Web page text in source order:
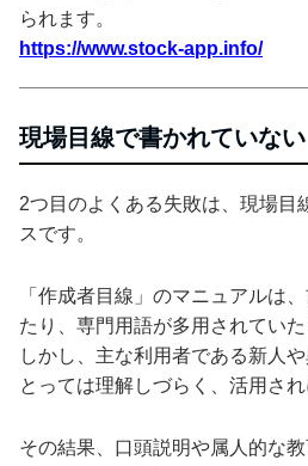
られます。
https://www.stock-app.info/
現場目線で書かれていない
2つ目のよくある失敗は、現場目
スです。
「作成者目線」のマニュアルは
たり、専門用語が多用されてい
しかし、主な利用者である新人
とっては理解しづらく、活用され
その結果、口頭説明や属人的な教